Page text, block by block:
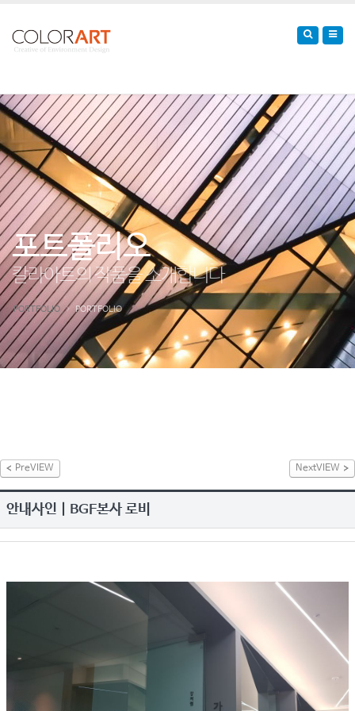
포트폴리오
칼라아트의 작품을 소개합니다
PORTFOLIO PORTFOLIO
PreVIEW NextVIEW
안내사인 | BGF본사 로비